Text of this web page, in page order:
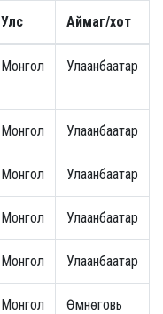
Улс Аймаг/хот
Монгол Улаанбаатар
Монгол Улаанбаатар
Монгол Улаанбаатар
Монгол Улаанбаатар
Монгол Улаанбаатар
Монгол Өмнөговь